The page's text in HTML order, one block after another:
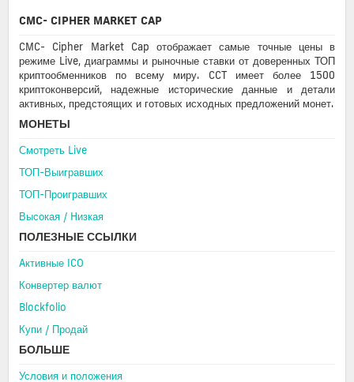
CMC- CIPHER MARKET CAP
CMC- Cipher Market Cap отображает самые точные цены в
режиме Live, диаграммы и рыночные ставки от доверенных ТОП
криптообменников по всему миру. CCT имеет более 1500
криптоконверсий, надежные исторические данные и детали
активных, предстоящих и готовых исходных предложений монет.
МОНЕТЫ
Смотреть Live
ТОП-Выигравших
ТОП-Проигравших
Высокая / Hизкая
ПОЛЕЗНЫЕ ССЫЛКИ
Aктивные ICO
Конвертер валют
Blockfolio
Купи / Продай
БОЛЬШЕ
Условия и положения